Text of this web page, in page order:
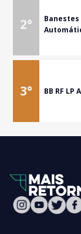
2°
3° BB RF LP